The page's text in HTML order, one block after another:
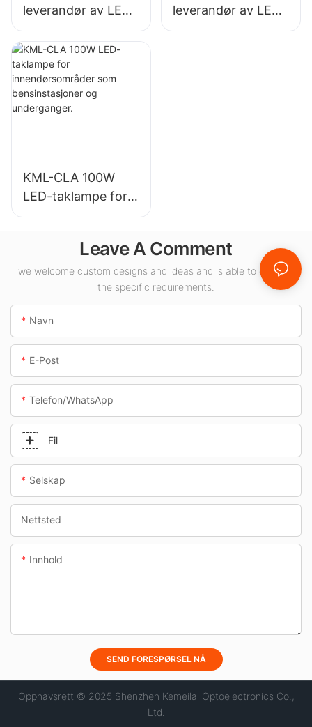
leverandør av LED-
høybaylys for
industrianlegg,
lagerbygninger og
andre
innendørsbelysning
leverandør av LED-
høybalys for
KML-CLA 100W
LED-taklampe for
innendørsområder
bensinstasjoner og
underganger.
Leave A Comment
we welcome custom designs and ideas and is able to cater to
the specific requirements.
Navn
E-Post
Telefon/whatsApp
Fil
Selskap
Nettsted
Innhold
SEND FORESPØRSEL NÅ
Opphavsrett © 2025 Shenzhen Kemeilai Optoelectronics Co.,
Ltd.